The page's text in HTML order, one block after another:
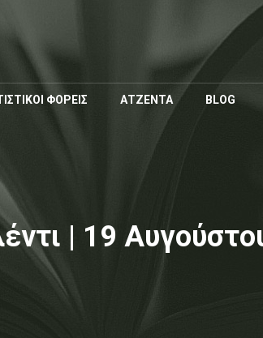
κυρίως
περιεχόμενο
ΦΟΡΕΙΣ ΑΤΖΕΝΤΑ BLOG
| 19